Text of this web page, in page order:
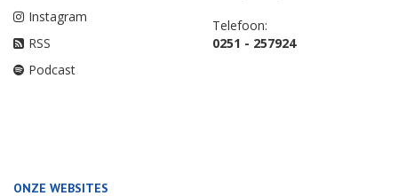
Instagram
RSS
Podcast
Telefoon:
0251 - 257924
ONZE WEBSITES